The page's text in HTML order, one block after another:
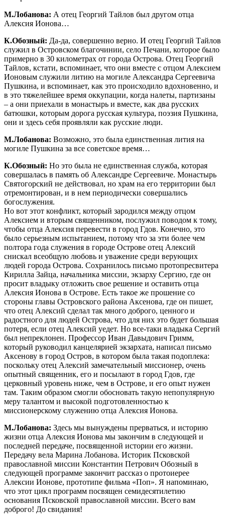
М.Лобанова: А отец Георгий Тайлов был другом отца
Алексия Ионова…
К.Обозный: Да-да, совершенно верно. И отец Георгий Тайлов
служил в Островском благочинии, село Печани, которое было
примерно в 30 километрах от города Острова. Отец Георгий
Тайлов, кстати, вспоминает, что они вместе с отцом Алексием
Ионовым служили литию на могиле Александра Сергеевича
Пушкина, и вспоминает, как это происходило вдохновенно, и
в это тяжелейшее время оккупации, когда налеты, партизаны
– а они приехали в монастырь и вместе, как два русских
батюшки, которым дорога русская культура, поэзия Пушкина,
они и здесь себя проявляли как русские люди.
М.Лобанова: Возможно, это была единственная лития на
могиле Пушкина за все советское время…
К.Обозный: Но это была не единственная служба, которая
совершалась в память об Александре Сергеевиче. Монастырь
Святогорский не действовал, но храм на его территории был
отремонтирован, и в нем периодически совершались
богослужения.
Но вот этот конфликт, который зародился между отцом
Алексием и вторым священником, послужил поводом к тому,
чтобы отца Алексия перевести в город Гдов. Конечно, это
было серьезным испытанием, потому что за эти более чем
полтора года служения в городе Острове отец Алексий
снискал всеобщую любовь и уважение среди верующих
людей города Острова. Сохранилось письмо протопресвитера
Кирилла Зайца, начальника миссии, экзарху Сергию, где он
просит владыку отложить свое решение и оставить отца
Алексия Ионова в Острове. Есть такое же прошение со
стороны главы Островского района Аксенова, где он пишет,
что отец Алексий сделал так много доброго, ценного и
радостного для людей Острова, что для них это будет большая
потеря, если отец Алексий уедет. Но все-таки владыка Сергий
был непреклонен. Профессор Иван Давыдович Гримм,
который руководил канцелярией экзархата, написал письмо
Аксенову в город Остров, в котором была такая подоплека:
поскольку отец Алексий замечательный миссионер, очень
опытный священник, его и посылают в город Гдов, где
церковный уровень ниже, чем в Острове, и его опыт нужен
там. Таким образом смогли обосновать такую непопулярную
меру талантом и высокой подготовленностью к
миссионерскому служению отца Алексия Ионова.
М.Лобанова: Здесь мы вынуждены прерваться, и историю
жизни отца Алексия Ионова мы закончим в следующей и
последней передаче, посвященной истории его жизни.
Передачу вела Марина Лобанова. Историк Псковской
православной миссии Константин Петрович Обозный в
следующей программе закончит рассказ о протоиерее
Алексии Ионове, прототипе фильма «Поп». Я напоминаю,
что этот цикл программ посвящен семидесятилетию
основания Псковской православной миссии. Всего вам
доброго! До свидания!